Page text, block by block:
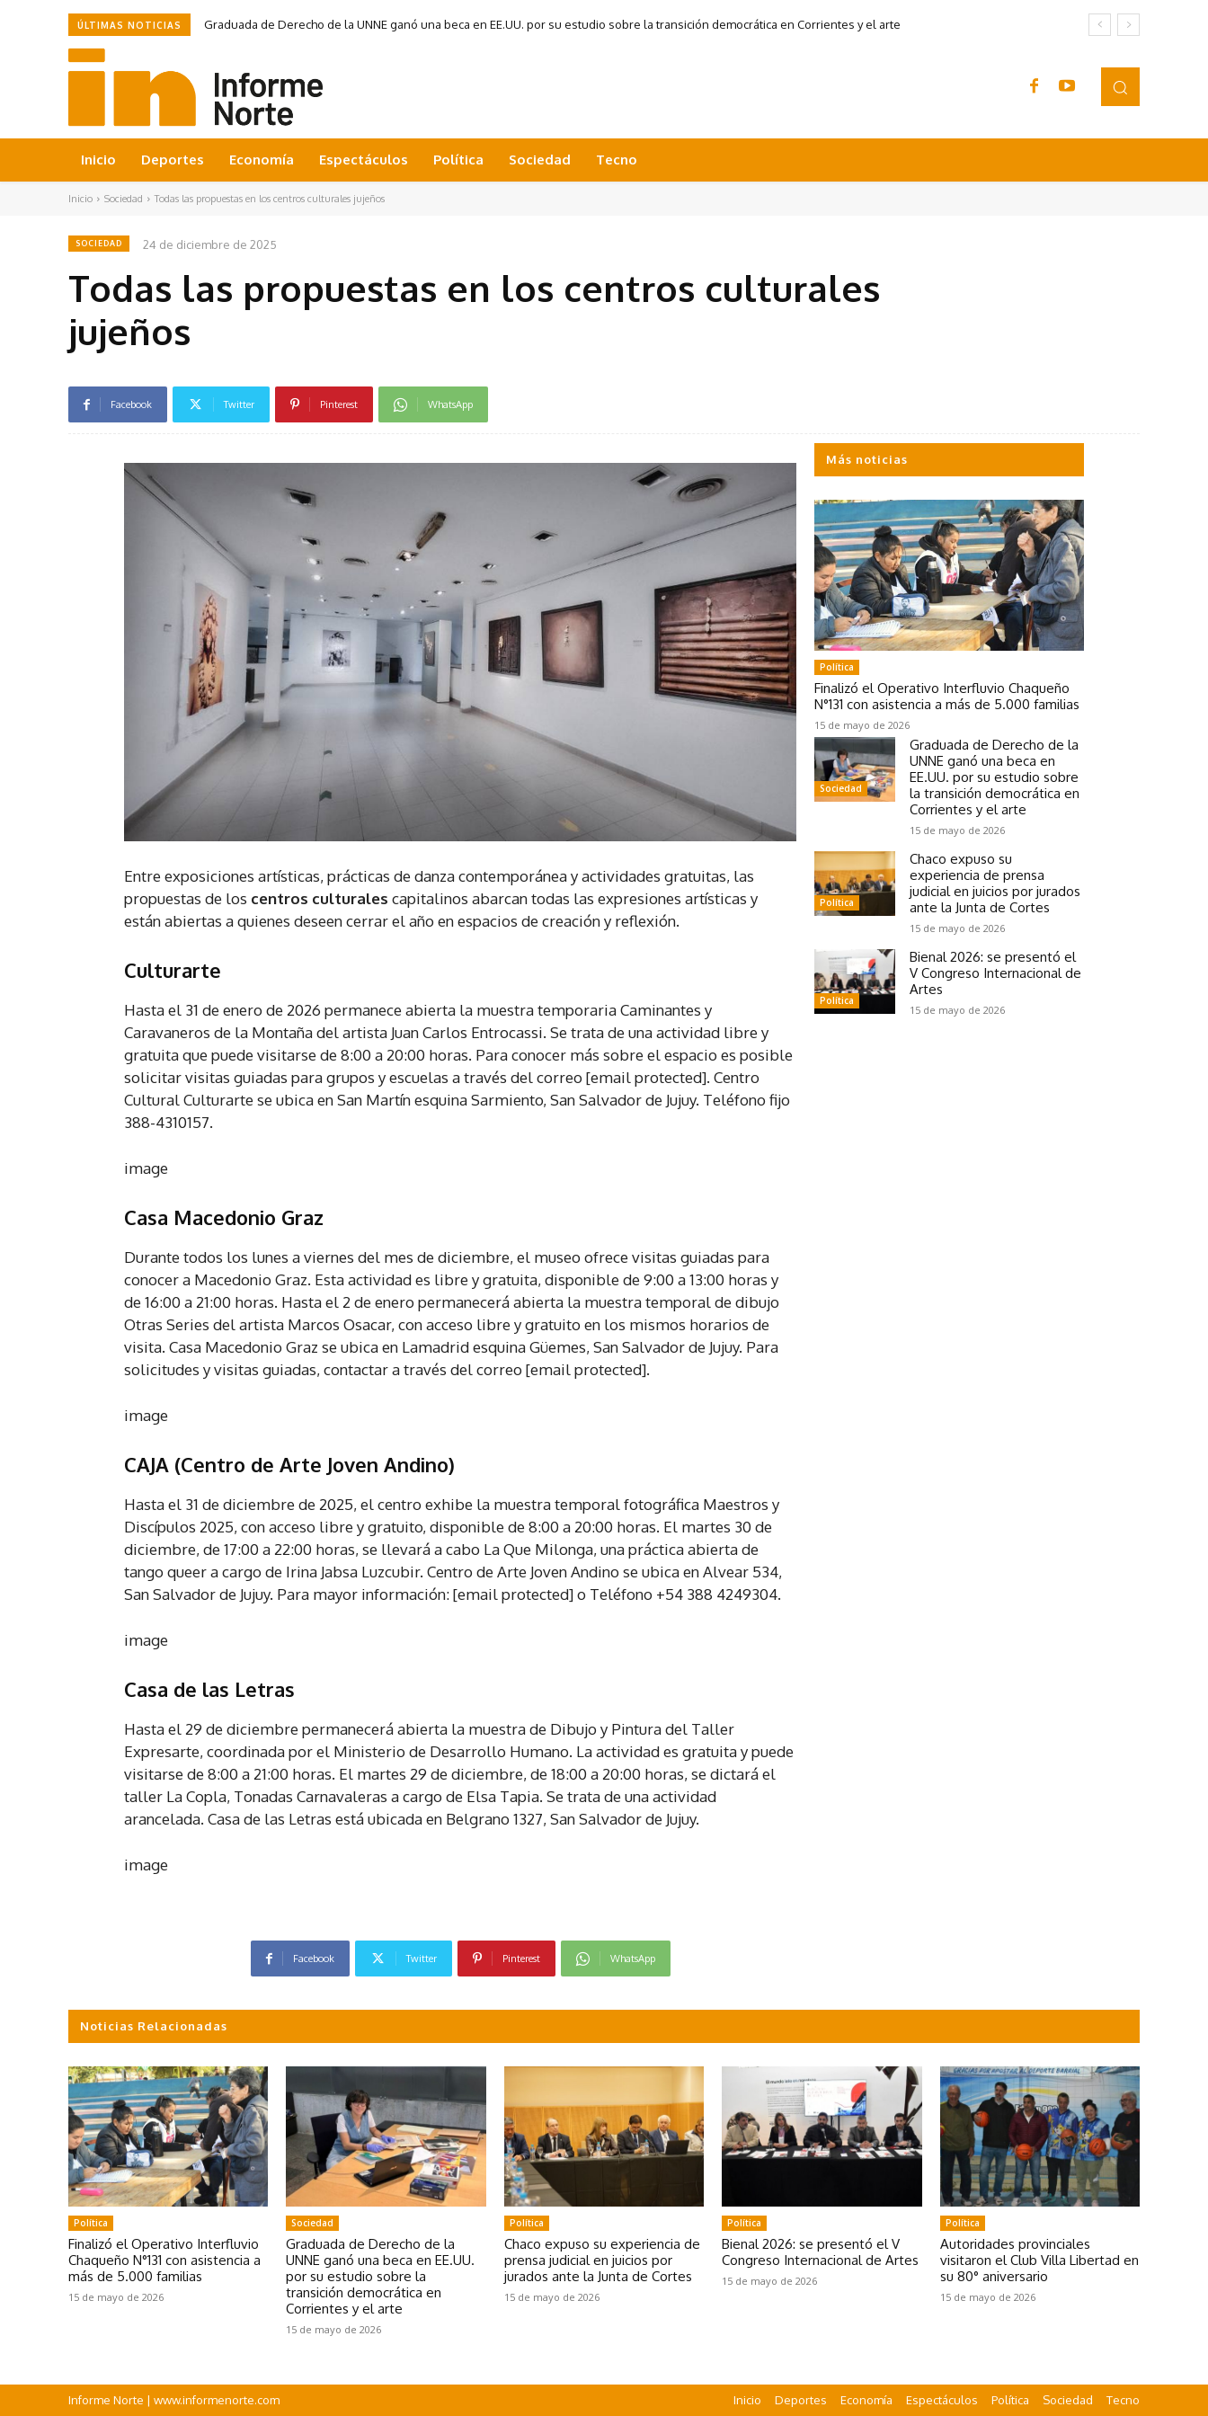
ÚLTIMAS NOTICIAS Graduada de Derecho de la UNNE ganó una beca en EE.UU. por su estudio sobre la transición democrática en Corrientes y el arte
Inicio Deportes Economía Espectáculos Política Sociedad Tecno
Inicio Sociedad Todas las propuestas en los centros culturales jujeños
SOCIEDAD 24 de diciembre de 2025
Todas las propuestas en los centros culturales
jujeños
Facebook Twitter Pinterest WhatsApp
Entre exposiciones artísticas, prácticas de danza contemporánea y actividades gratuitas, las
propuestas de los centros culturales capitalinos abarcan todas las expresiones artísticas y
están abiertas a quienes deseen cerrar el año en espacios de creación y reflexión.
Culturarte
Hasta el 31 de enero de 2026 permanece abierta la muestra temporaria Caminantes y
Caravaneros de la Montaña del artista Juan Carlos Entrocassi. Se trata de una actividad libre y
gratuita que puede visitarse de 8:00 a 20:00 horas. Para conocer más sobre el espacio es posible
solicitar visitas guiadas para grupos y escuelas a través del correo [email protected]. Centro
Cultural Culturarte se ubica en San Martín esquina Sarmiento, San Salvador de Jujuy. Teléfono fijo
388-4310157.
image
Casa Macedonio Graz
Durante todos los lunes a viernes del mes de diciembre, el museo ofrece visitas guiadas para
conocer a Macedonio Graz. Esta actividad es libre y gratuita, disponible de 9:00 a 13:00 horas y
de 16:00 a 21:00 horas. Hasta el 2 de enero permanecerá abierta la muestra temporal de dibujo
Otras Series del artista Marcos Osacar, con acceso libre y gratuito en los mismos horarios de
visita. Casa Macedonio Graz se ubica en Lamadrid esquina Güemes, San Salvador de Jujuy. Para
solicitudes y visitas guiadas, contactar a través del correo [email protected].
image
CAJA (Centro de Arte Joven Andino)
Hasta el 31 de diciembre de 2025, el centro exhibe la muestra temporal fotográfica Maestros y
Discípulos 2025, con acceso libre y gratuito, disponible de 8:00 a 20:00 horas. El martes 30 de
diciembre, de 17:00 a 22:00 horas, se llevará a cabo La Que Milonga, una práctica abierta de
tango queer a cargo de Irina Jabsa Luzcubir. Centro de Arte Joven Andino se ubica en Alvear 534,
San Salvador de Jujuy. Para mayor información: [email protected] o Teléfono +54 388 4249304.
image
Casa de las Letras
Hasta el 29 de diciembre permanecerá abierta la muestra de Dibujo y Pintura del Taller
Expresarte, coordinada por el Ministerio de Desarrollo Humano. La actividad es gratuita y puede
visitarse de 8:00 a 21:00 horas. El martes 29 de diciembre, de 18:00 a 20:00 horas, se dictará el
taller La Copla, Tonadas Carnavaleras a cargo de Elsa Tapia. Se trata de una actividad
arancelada. Casa de las Letras está ubicada en Belgrano 1327, San Salvador de Jujuy.
image
Facebook Twitter Pinterest WhatsApp
Más noticias
Política
Finalizó el Operativo Interfluvio Chaqueño
N°131 con asistencia a más de 5.000 familias
15 de mayo de 2026
Sociedad
Graduada de Derecho de la
UNNE ganó una beca en
EE.UU. por su estudio sobre
la transición democrática en
Corrientes y el arte
15 de mayo de 2026
Política
Chaco expuso su
experiencia de prensa
judicial en juicios por jurados
ante la Junta de Cortes
15 de mayo de 2026
Política
Bienal 2026: se presentó el
V Congreso Internacional de
Artes
15 de mayo de 2026
Noticias Relacionadas
Política
Finalizó el Operativo Interfluvio
Chaqueño N°131 con asistencia a
más de 5.000 familias
15 de mayo de 2026
Sociedad
Graduada de Derecho de la
UNNE ganó una beca en EE.UU.
por su estudio sobre la
transición democrática en
Corrientes y el arte
15 de mayo de 2026
Política
Chaco expuso su experiencia de
prensa judicial en juicios por
jurados ante la Junta de Cortes
15 de mayo de 2026
Política
Bienal 2026: se presentó el V
Congreso Internacional de Artes
15 de mayo de 2026
Política
Autoridades provinciales
visitaron el Club Villa Libertad en
su 80° aniversario
15 de mayo de 2026
Informe Norte | www.informenorte.com Inicio Deportes Economía Espectáculos Política Sociedad Tecno